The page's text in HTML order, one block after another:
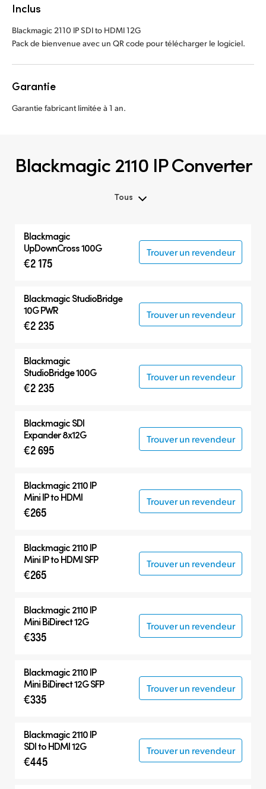
Inclus
Blackmagic 2110 IP SDI to HDMI 12G
Pack de bienvenue avec un QR code pour télécharger le logiciel.
Garantie
Garantie fabricant limitée à 1 an.
Blackmagic 2110 IP Converter
Tous
Blackmagic
UpDownCross 100G
€2 175
Trouver un revendeur
BlackmagicStudioBridge
10G PWR
€2 235
Trouver un revendeur
Blackmagic
StudioBridge 100G
€2 235
Trouver un revendeur
BlackmagicSDI
Expander 8x12G
€2 695
Trouver un revendeur
Blackmagic 2110 IP
Mini IP to HDMI
€265
Trouver un revendeur
Blackmagic 2110 IP
Mini IP to HDMI SFP
€265
Trouver un revendeur
Blackmagic 2110 IP
Mini BiDirect 12G
€335
Trouver un revendeur
Blackmagic 2110 IP
Mini BiDirect 12G SFP
€335
Trouver un revendeur
Blackmagic 2110 IP
SDI to HDMI 12G
€445
Trouver un revendeur